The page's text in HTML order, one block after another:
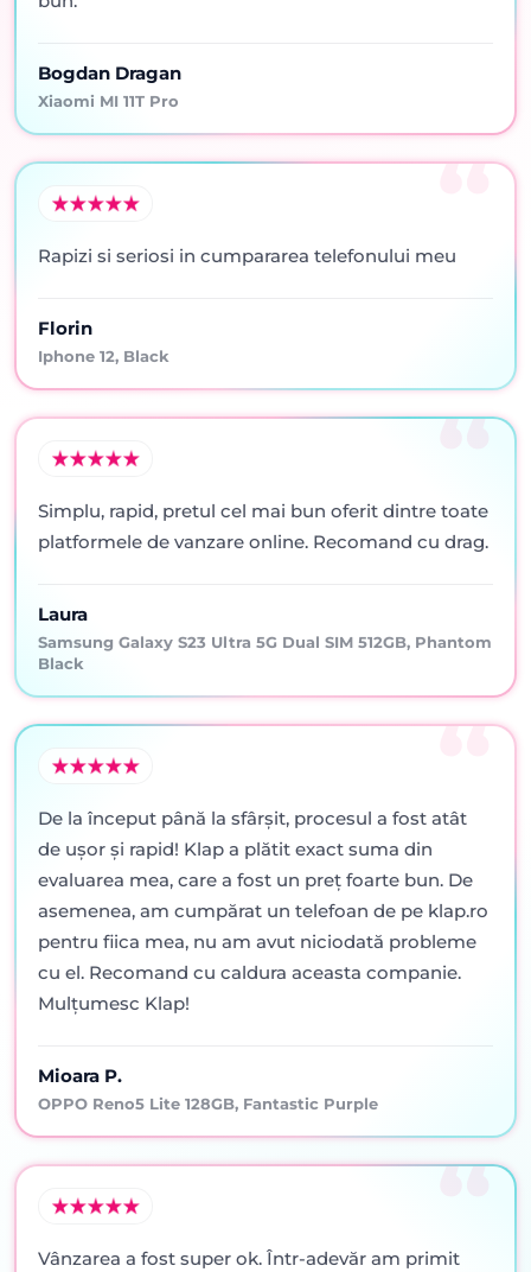
Bogdan Dragan
Xiaomi MI 11T Pro
Rapizi si seriosi in cumpararea telefonului meu
Florin
Iphone 12, Black
Simplu, rapid, pretul cel mai bun oferit dintre toate
platformele de vanzare online. Recomand cu drag.
Laura
Samsung Galaxy S23 Ultra 5G Dual SIM 512GB, Phantom
Black
De la început până la sfârșit, procesul a fost atât
de ușor și rapid! Klap a plătit exact suma din
evaluarea mea, care a fost un preț foarte bun. De
asemenea, am cumpărat un telefoan de pe klap.ro
pentru fiica mea, nu am avut niciodată probleme
cu el. Recomand cu caldura aceasta companie.
Mulțumesc Klap!
Mioara P.
OPPO Reno5 Lite 128GB, Fantastic Purple
Vânzarea a fost super ok. Într-adevăr am primit